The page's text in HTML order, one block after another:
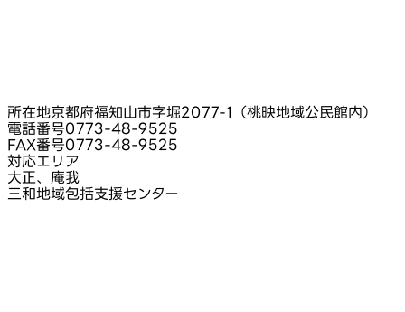
所在地京都府福知山市字堀2077-1（桃映地域公民館内）
電話番号0773-48-9525
FAX番号0773-48-9525
対応エリア
大正、庵我
三和地域包括支援センター